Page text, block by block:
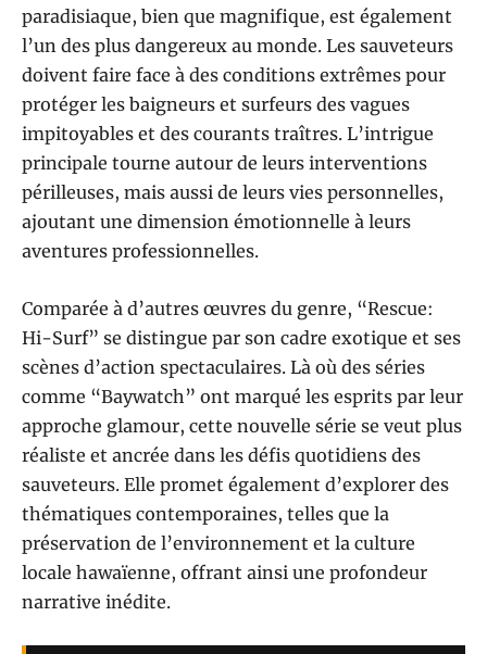
paradisiaque, bien que magnifique, est également
l’un des plus dangereux au monde. Les sauveteurs
doivent faire face à des conditions extrêmes pour
protéger les baigneurs et surfeurs des vagues
impitoyables et des courants traîtres. L’intrigue
principale tourne autour de leurs interventions
périlleuses, mais aussi de leurs vies personnelles,
ajoutant une dimension émotionnelle à leurs
aventures professionnelles.
Comparée à d’autres œuvres du genre, “Rescue:
Hi-Surf” se distingue par son cadre exotique et ses
scènes d’action spectaculaires. Là où des séries
comme “Baywatch” ont marqué les esprits par leur
approche glamour, cette nouvelle série se veut plus
réaliste et ancrée dans les défis quotidiens des
sauveteurs. Elle promet également d’explorer des
thématiques contemporaines, telles que la
préservation de l’environnement et la culture
locale hawaïenne, offrant ainsi une profondeur
narrative inédite.